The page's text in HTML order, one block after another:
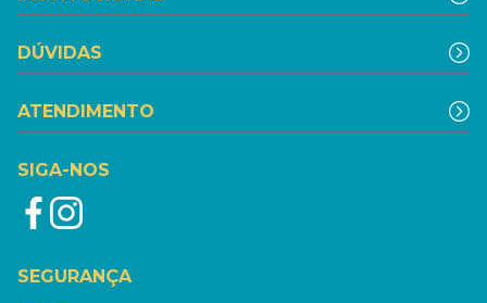
DÚVIDAS
ATENDIMENTO
SIGA-NOS
SEGURANÇA